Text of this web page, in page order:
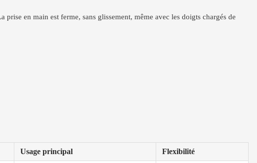
prise en main est ferme, sans glissement, même avec les doigts chargés de
Usage principal Flexibilité